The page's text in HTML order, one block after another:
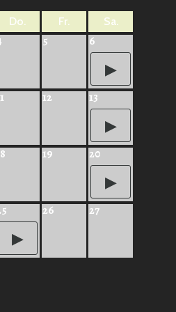
Do. Fr. Sa.
5 6
12 13
19 20
26 27